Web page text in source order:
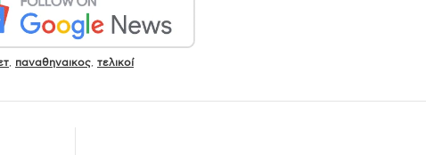
παναθηναικος τελικοί